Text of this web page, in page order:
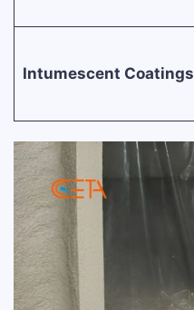
Intumescent Coatings